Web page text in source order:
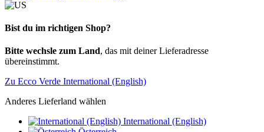
Bist du im richtigen Shop?
Bitte wechsle zum Land, das mit deiner Lieferadresse
übereinstimmt.
Zu Ecco Verde International (English)
Anderes Lieferland wählen
International (English)